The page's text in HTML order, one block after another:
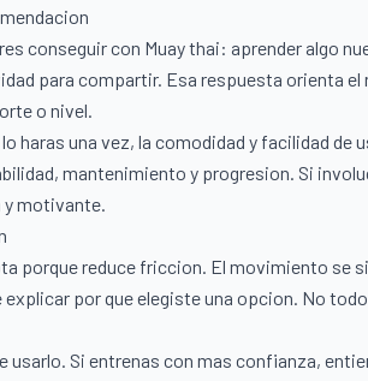
conseguir con Muay thai: aprender algo
para compartir. Esa respuesta orienta
o nivel.
haras una vez, la comodidad y facilidad de
mantenimiento y progresion. Si
y motivante.
porque reduce friccion. El movimiento se
por que elegiste una opcion. No
usarlo. Si entrenas con mas confianza,